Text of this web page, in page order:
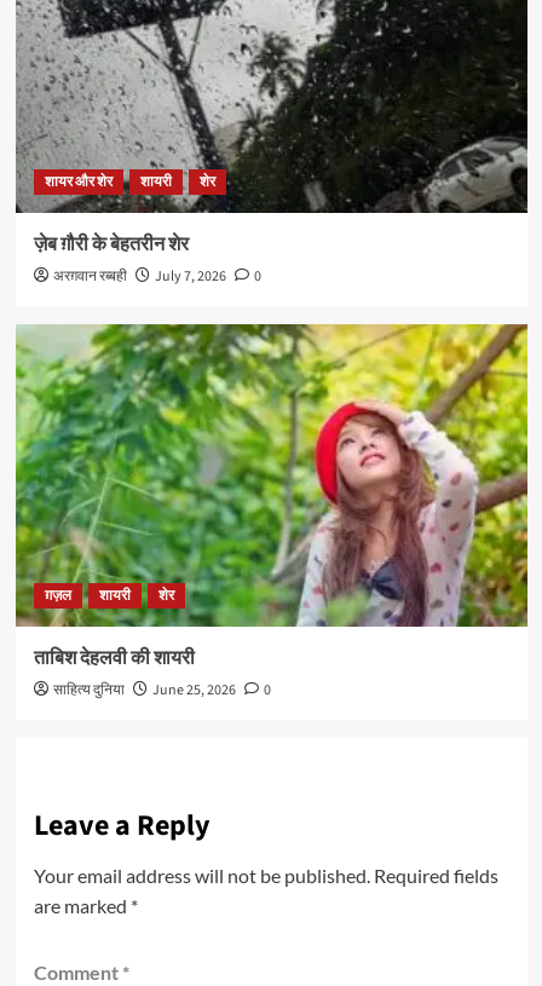
शायर और शेर शायरी शेर
ज़ेब ग़ौरी के बेहतरीन शेर
अरग़वान रब्बही July 7, 2026 0
ग़ज़ल शायरी शेर
ताबिश देहलवी की शायरी
साहित्य दुनिया June 25, 2026 0
Leave a Reply
Your email address will not be published. Required fields
are marked *
Comment *